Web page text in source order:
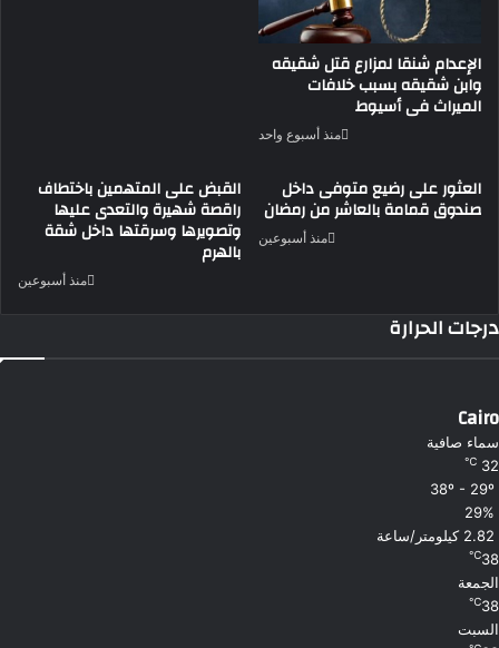
الإعدام شنقا لمزارع قتل شقيقه
وابن شقيقه بسبب خلافات
الميراث فى أسيوط
منذ أسبوع واحد
القبض على المتهمين باختطاف
راقصة شهيرة والتعدى عليها
وتصويرها وسرقتها داخل شقة
بالهرم
منذ أسبوعين
العثور على رضيع متوفى داخل
صندوق قمامة بالعاشر من رمضان
منذ أسبوعين
درجات الحرارة
Cairo
سماء صافية
32
℃
29%
2.82 كيلومتر/ساعة
38
℃
الجمعة
38
℃
السبت